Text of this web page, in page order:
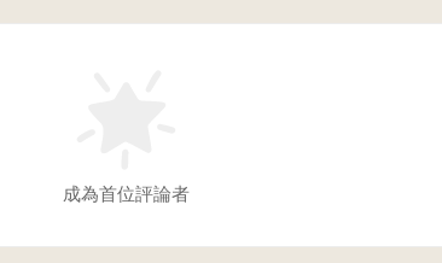
成為首位評論者